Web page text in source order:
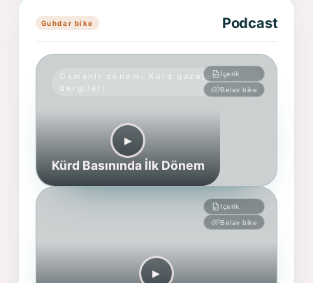
Guhdar bike Podcast
Osmanlı dönemi Kürd gazete ve
dergileri
İçerik
Belav bike
▶︎
Kürd Basınında İlk Dönem
İçerik
Belav bike
▶︎